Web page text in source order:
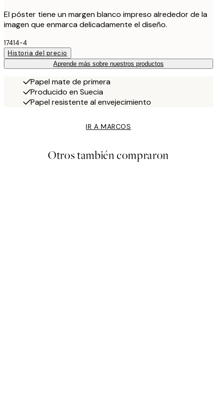
El póster tiene un margen blanco impreso alrededor de la
imagen que enmarca delicadamente el diseño.
17414-4
Historia del precio
Aprende más sobre nuestros productos
Papel mate de primera
Producido en Suecia
Papel resistente al envejecimiento
IR A MARCOS
Otros también compraron